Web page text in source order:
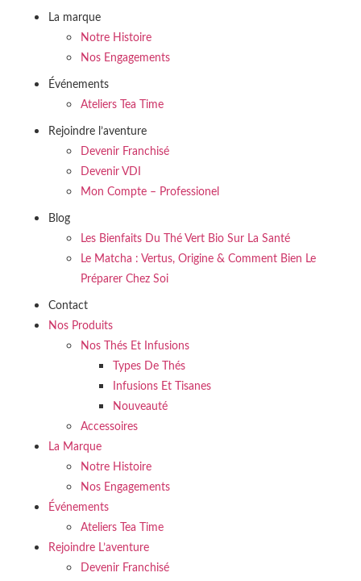
La marque
Notre Histoire
Nos Engagements
Événements
Ateliers Tea Time
Rejoindre l’aventure
Devenir Franchisé
Devenir VDI
Mon Compte – Professionel
Blog
Les Bienfaits Du Thé Vert Bio Sur La Santé
Le Matcha : Vertus, Origine & Comment Bien Le
Préparer Chez Soi
Contact
Nos Produits
Nos Thés Et Infusions
Types De Thés
Infusions Et Tisanes
Nouveauté
Accessoires
La Marque
Notre Histoire
Nos Engagements
Événements
Ateliers Tea Time
Rejoindre L’aventure
Devenir Franchisé